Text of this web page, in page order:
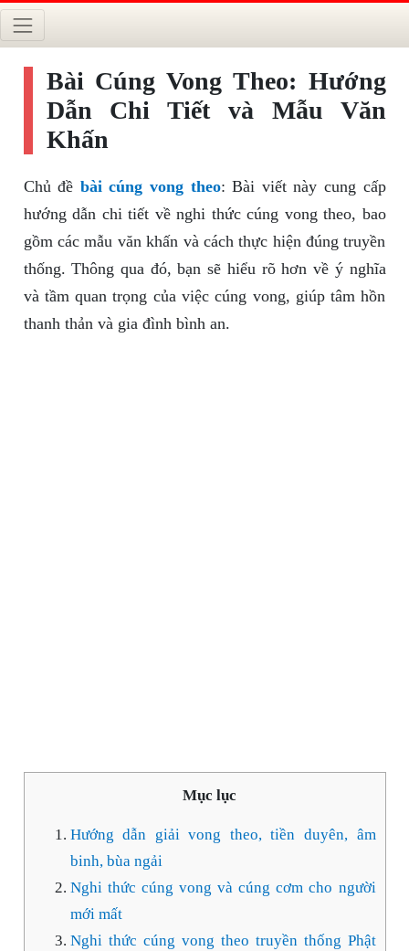
Bài Cúng Vong Theo: Hướng
Dẫn Chi Tiết và Mẫu Văn
Khấn
Chủ đề bài cúng vong theo: Bài viết này cung cấp
hướng dẫn chi tiết về nghi thức cúng vong theo, bao
gồm các mẫu văn khấn và cách thực hiện đúng truyền
thống. Thông qua đó, bạn sẽ hiểu rõ hơn về ý nghĩa
và tầm quan trọng của việc cúng vong, giúp tâm hồn
thanh thản và gia đình bình an.
Mục lục
Hướng dẫn giải vong theo, tiền duyên, âm
binh, bùa ngải
Nghi thức cúng vong và cúng cơm cho người
mới mất
Nghi thức cúng vong theo truyền thống Phật